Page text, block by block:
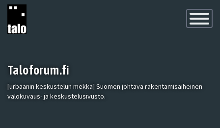
Toggle
Taloforum.fi
[urbaanin keskustelun mekka] Suomen johtava rakentamisaiheinen
valokuvaus- ja keskustelusivusto.